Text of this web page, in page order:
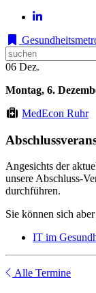
06 Dez.
Montag, 6.
MedEcon Ruhr
Angesichts der
unsere Abschluss-
durchführen.
Sie können sich
IT im
Alle Termine